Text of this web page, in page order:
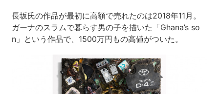
長坂氏の作品が最初に高額で売れたのは2018年11月。
ガーナのスラムで暮らす男の子を描いた「Ghana’s so
n」という作品で、1500万円もの高値がついた。